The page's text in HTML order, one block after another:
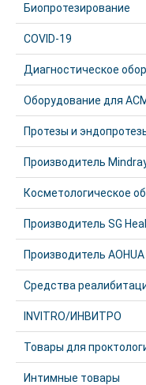
Биопротезирование
COVID-19
Диагностическое
Оборудование для
Протезы и
Производитель
Косметологическое
Производитель SG
Производитель AOHUA
Средства
INVITRO/ИНВИТРО
Товары для
Интимные товары